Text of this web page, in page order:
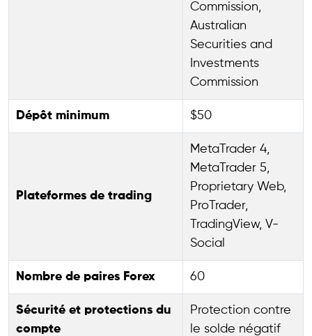
Commission,
Australian
Securities and
Investments
Commission
Dépôt minimum $50
Plateformes de trading
MetaTrader 4,
MetaTrader 5,
Proprietary Web,
ProTrader,
TradingView, V-
Social
Nombre de paires Forex 60
Sécurité et protections du
compte
Protection contre
le solde négatif